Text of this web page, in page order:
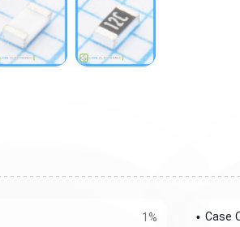
Case
1%